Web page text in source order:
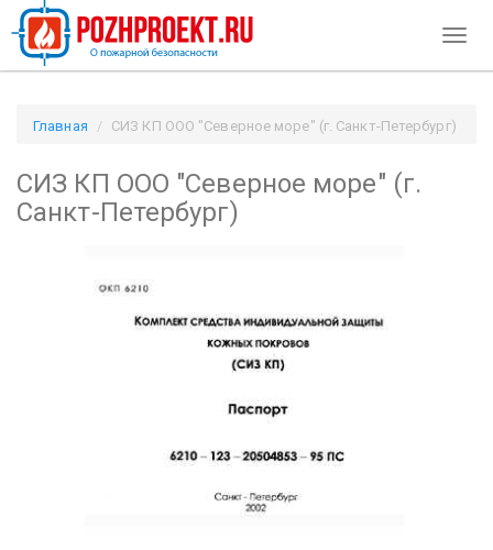
Главная
СИЗ КП ООО "Северное море" (г. Санкт-Петербург)
СИЗ КП ООО "Северное море" (г.
Санкт-Петербург)